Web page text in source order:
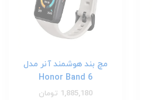
مچ بند هوشمند آنر مدل
Honor Band 6
1,885,180 تومان